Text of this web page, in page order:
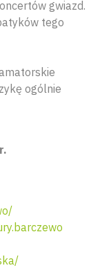
gwiazd.
tego
ogólnie